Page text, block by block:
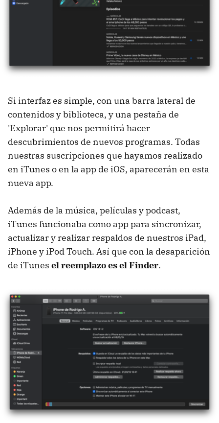
Si interfaz es simple, con una barra lateral de
contenidos y biblioteca, y una pestaña de
'Explorar' que nos permitirá hacer
descubrimientos de nuevos programas. Todas
nuestras suscripciones que hayamos realizado
en iTunes o en la app de iOS, aparecerán en esta
nueva app.
Además de la música, películas y podcast,
iTunes funcionaba como app para sincronizar,
actualizar y realizar respaldos de nuestros iPad,
iPhone y iPod Touch. Así que con la desaparición
de iTunes el reemplazo es el Finder.